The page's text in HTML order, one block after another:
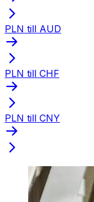
PLN till AUD
PLN till CHF
PLN till CNY